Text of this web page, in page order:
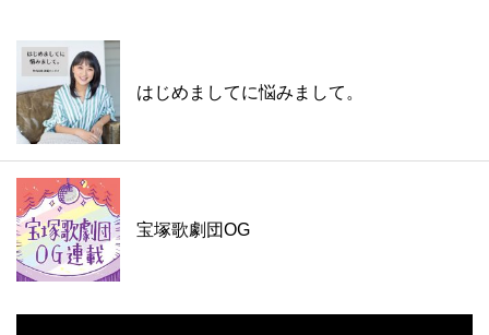
はじめましてに悩みまして。
宝塚歌劇団OG